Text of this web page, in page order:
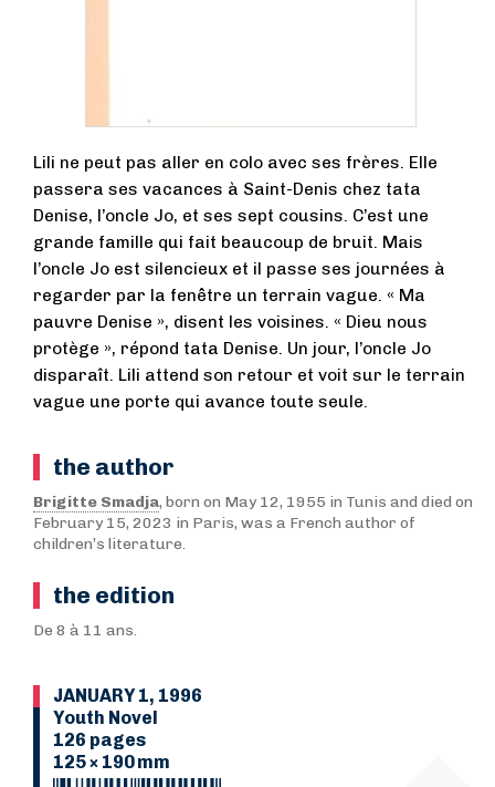
Lili ne peut pas aller en colo avec ses frères. Elle
passera ses vacances à Saint-Denis chez tata
Denise, l’oncle Jo, et ses sept cousins. C’est une
grande famille qui fait beaucoup de bruit. Mais
l’oncle Jo est silencieux et il passe ses journées à
regarder par la fenêtre un terrain vague. « Ma
pauvre Denise », disent les voisines. « Dieu nous
protège », répond tata Denise. Un jour, l’oncle Jo
disparaît. Lili attend son retour et voit sur le terrain
vague une porte qui avance toute seule.
the author
Brigitte Smadja, born on May 12, 1955 in Tunis and died on
February 15, 2023 in Paris, was a French author of
children’s literature.
the edition
De 8 à 11 ans.
JANUARY 1, 1996
Youth Novel
126 pages
125 × 190 mm